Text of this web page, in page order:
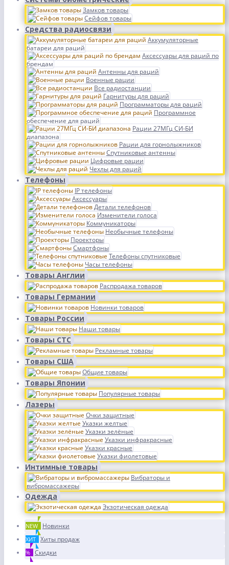
Замков товары
Сейфов товары
Средства радиосвязи
Аккумуляторные
батареи для раций
Аксессуары для раций по
брендам
Антенны для раций
Военные рации
Все радиостанции
Гарнитуры для раций
Программаторы для раций
Программное
обеспечение для раций
Рации 27МГц СИ-БИ
диапазона
Рации для горнолыжников
Спутниковые антенны
Цифровые рации
Чехлы для раций
Телефоны
IP телефоны
Аксессуары
Детали телефонов
Изменители голоса
Коммуникаторы
Необычные телефоны
Проекторы
Смартфоны
Телефоны спутниковые
Часы телефоны
Товары Англии
Распродажа товаров
Товары Германии
Новинки товаров
Товары России
Наши товары
Товары СТС
Рекламные товары
Товары США
Общие товары
Товары Японии
Популярные товары
Лазеры
Очки защитные
Указки желтые
Указки зелёные
Указки инфракрасные
Указки красные
Указки фиолетовые
Интимные товары
Вибраторы и
вибромассажеры
Одежда
Экзотическая одежда
NEW Новинки
ХИТ Хиты продаж
% Скидки